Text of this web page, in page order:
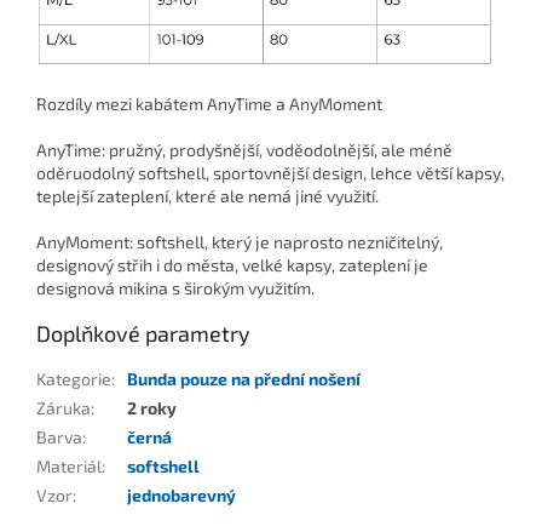
Rozdíly mezi kabátem AnyTime a AnyMoment
AnyTime: pružný, prodyšnější, voděodolnější, ale méně
oděruodolný softshell, sportovnější design, lehce větší kapsy,
teplejší zateplení, které ale nemá jiné využití.
AnyMoment: softshell, který je naprosto nezničitelný,
designový střih i do města, velké kapsy, zateplení je
designová mikina s širokým využitím.
Doplňkové parametry
Kategorie:
Bunda pouze na přední nošení
Záruka:
2 roky
Barva:
černá
Materiál:
softshell
Vzor: jednobarevný